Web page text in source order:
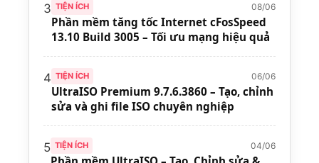
3 TIỆN ÍCH 08/06
Phần mềm tăng tốc Internet cFosSpeed
13.10 Build 3005 – Tối ưu mạng hiệu quả
4 TIỆN ÍCH 06/06
UltraISO Premium 9.7.6.3860 – Tạo, chỉnh
sửa và ghi file ISO chuyên nghiệp
5 TIỆN ÍCH 04/06